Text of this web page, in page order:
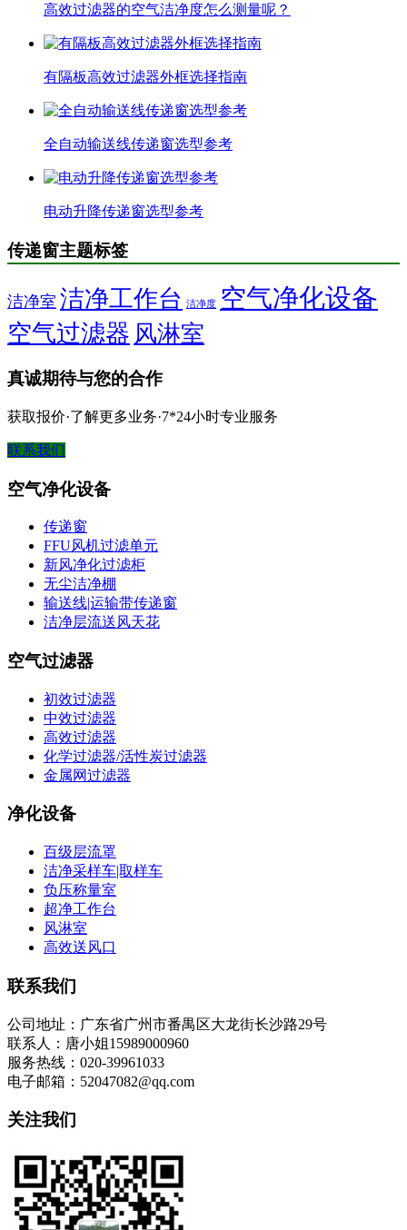
高效过滤器的空气洁净度怎么测量呢？
有隔板高效过滤器外框选择指南
全自动输送线传递窗选型参考
电动升降传递窗选型参考
传递窗主题标签
洁净室 洁净工作台 洁净度 空气净化设备
空气过滤器 风淋室
真诚期待与您的合作
获取报价·了解更多业务·7*24小时专业服务
联系我们
空气净化设备
传递窗
FFU风机过滤单元
新风净化过滤柜
无尘洁净棚
输送线|运输带传递窗
洁净层流送风天花
空气过滤器
初效过滤器
中效过滤器
高效过滤器
化学过滤器/活性炭过滤器
金属网过滤器
净化设备
百级层流罩
洁净采样车|取样车
负压称量室
超净工作台
风淋室
高效送风口
联系我们
公司地址：广东省广州市番禺区大龙街长沙路29号
联系人：唐小姐15989000960
服务热线：020-39961033
电子邮箱：52047082@qq.com
关注我们